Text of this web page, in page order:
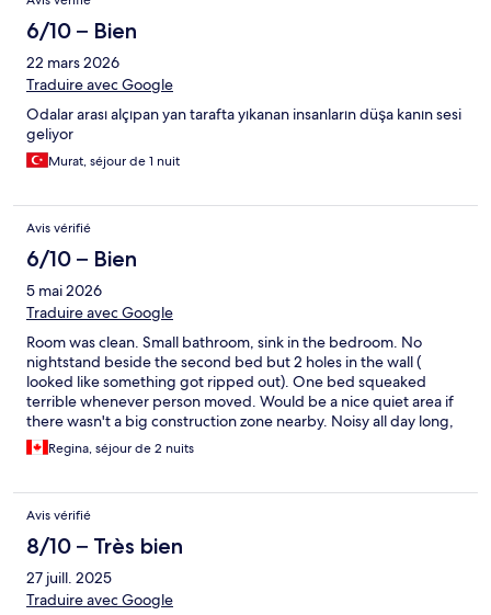
6/10 – Bien
22 mars 2026
Traduire avec Google
Odalar arası alçıpan yan tarafta yıkanan insanların düşa kanın sesi
geliyor
Murat, séjour de 1 nuit
Avis vérifié
6/10 – Bien
5 mai 2026
Traduire avec Google
Room was clean. Small bathroom, sink in the bedroom. No
nightstand beside the second bed but 2 holes in the wall (
looked like something got ripped out). One bed squeaked
terrible whenever person moved. Would be a nice quiet area if
there wasn't a big construction zone nearby. Noisy all day long,
starting at 7am
Regina, séjour de 2 nuits
Avis vérifié
8/10 – Très bien
27 juill. 2025
Traduire avec Google